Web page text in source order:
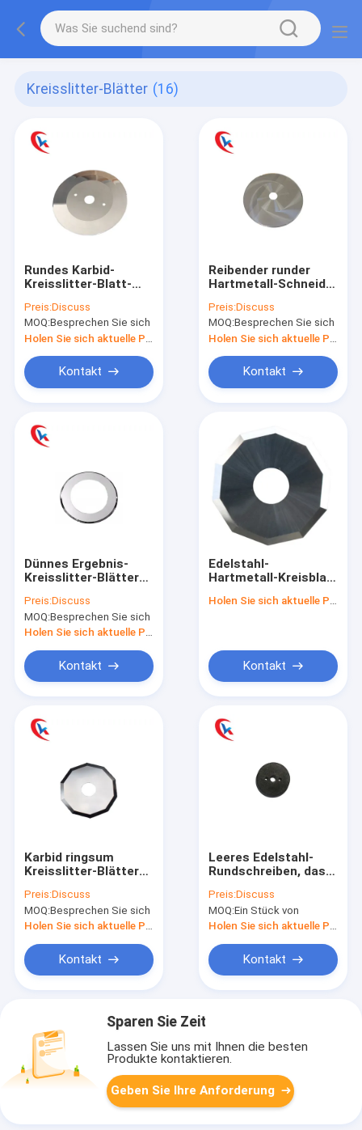
Kreisslitter-Blätter (16)
Rundes Karbid-
Kreisslitter-Blatt-
Papierindustrie
Preis:Discuss
MOQ:Besprechen Sie sich
Kontakt
Reibender runder
Hartmetall-Schneider
Schneider der Härte-
92
Preis:Discuss
MOQ:Besprechen Sie sich
Kontakt
Dünnes Ergebnis-
Kreisslitter-Blätter
angefertigt für
Verpackungsindustrie
Preis:Discuss
MOQ:Besprechen Sie sich
Kontakt
Edelstahl-
Hartmetall-Kreisblatt
Holen Sie sich aktuelle Preis
Kontakt
Karbid ringsum
Kreisslitter-Blätter
Schnitt
Papiergewebe-von
Kreisslitter-Blättern
Preis:Discuss
MOQ:Besprechen Sie sich
Holen Sie sich aktuelle Preis
Kontakt
Leeres Edelstahl-
Rundschreiben, das
Holzbearbeitung
aufschlitzt
Preis:Discuss
MOQ:Ein Stück von
Holen Sie sich aktuelle Preis
Kontakt
Sparen Sie Zeit
Lassen Sie uns mit Ihnen die besten
Produkte kontaktieren.
Geben Sie Ihre Anforderung